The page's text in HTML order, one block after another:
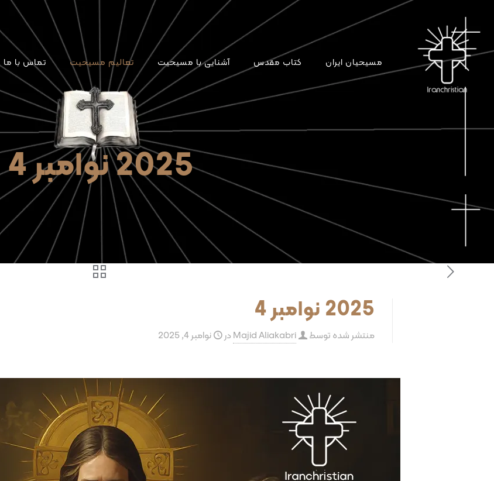
مسیحیان ایران کتاب مقدس آشنایی با مسیحیت تعالیم مسیحیت تماس با ما
2025 نوامبر 4
2025 نوامبر 4
منتشر شده توسط Majid Aliakabriدر نوامبر 4, 2025